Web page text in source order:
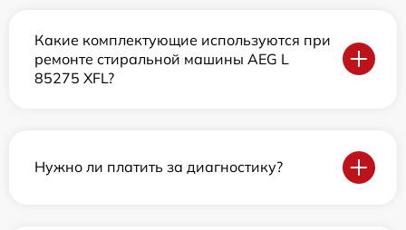
Какие комплектующие используются при
ремонте стиральной машины AEG L
85275 XFL?
Нужно ли платить за диагностику?